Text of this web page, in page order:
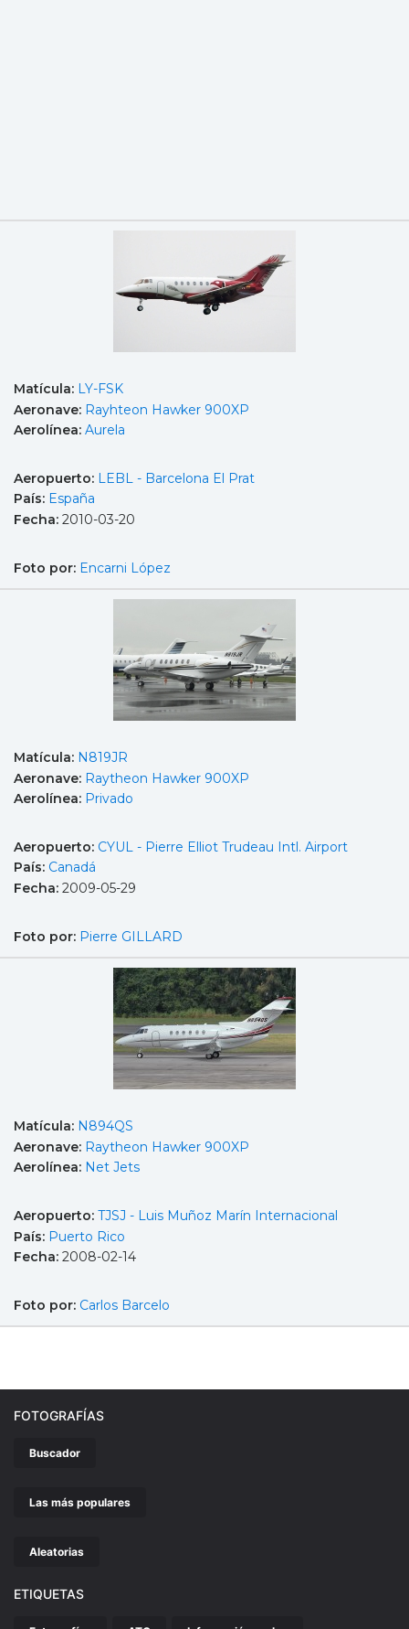
Matícula: LY-FSK
Aeronave: Rayhteon Hawker 900XP
Aerolínea: Aurela
Aeropuerto: LEBL - Barcelona El Prat
País: España
Fecha: 2010-03-20
Foto por: Encarni López
Matícula: N819JR
Aeronave: Raytheon Hawker 900XP
Aerolínea: Privado
Aeropuerto: CYUL - Pierre Elliot Trudeau Intl. Airport
País: Canadá
Fecha: 2009-05-29
Foto por: Pierre GILLARD
Matícula: N894QS
Aeronave: Raytheon Hawker 900XP
Aerolínea: Net Jets
Aeropuerto: TJSJ - Luis Muñoz Marín Internacional
País: Puerto Rico
Fecha: 2008-02-14
Foto por: Carlos Barcelo
FOTOGRAFÍAS
Buscador
Las más populares
Aleatorias
ETIQUETAS